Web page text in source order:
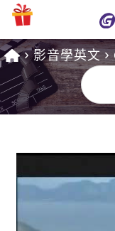
課程總覽
全國分校
免費資源
影音學英文